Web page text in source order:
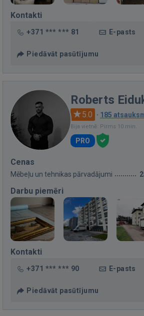
Kontakti
+371 *** *** 81 E-pasts
Piedāvāt pasūtījumu
Roberts
5.0 · 185
Bija vietnē: Pirms 10 min.
PRO
Cenas
Mēbeļu un tehnikas pārvadājumi
Darbu piemēri
Kontakti
+371 *** *** 90 E-pasts
Piedāvāt pasūtījumu